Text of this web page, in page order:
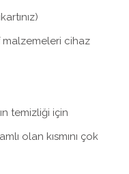
cihaz
temizliği için
olan kısmını çok